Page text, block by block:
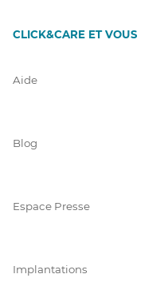
CLICK&CARE ET VOUS
Aide
Blog
Espace Presse
Implantations